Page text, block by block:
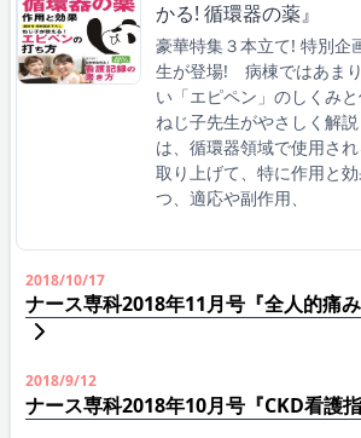
かる! 循環器の薬』
豪華特集３本立て! 特別企
生が登場! 病棟ではあま
い「エピペン」のしくみと
ねじ子先生がやさしく解
は、循環器領域で使用さ
取り上げて、特に作用と
つ、適応や副作用、
2018/10/17
ナース専科2018年11月号『全人的痛み
2018/9/12
ナース専科2018年10月号『CKD看護指